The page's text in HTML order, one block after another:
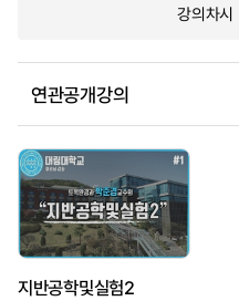
강의차시
연관공개강의
지반공학및실험2